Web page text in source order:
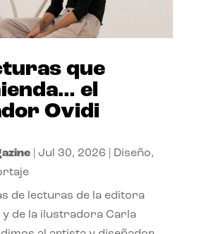
que
el
Ovidi
| Jul 30, 2026 Diseño,
de lecturas de la editora
y de la ilustradora Carla